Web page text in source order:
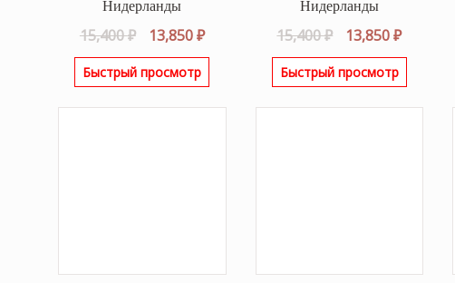
Нидерланды
15,400₽
Первоначальная
цена
составляла
13,850₽Текущая
цена:
Быстрый просмотр
Нидерланды
15,400₽
Первоначальная
цена
составляла
13,850₽Текущая
цена:
Быстрый просмотр